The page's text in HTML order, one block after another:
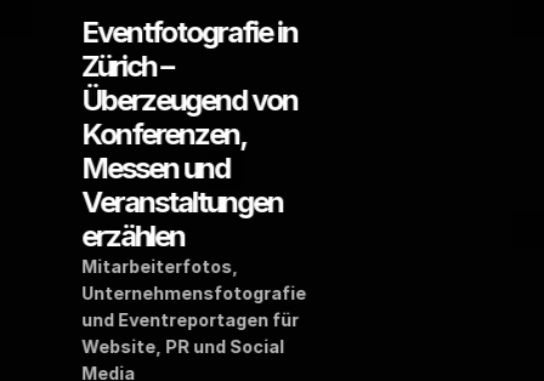
Eventfotografie in
Zürich –
Überzeugend von
Konferenzen,
Messen und
Veranstaltungen
erzählen
Mitarbeiterfotos,
Unternehmensfotografie
und Eventreportagen für
Website, PR und Social
Media